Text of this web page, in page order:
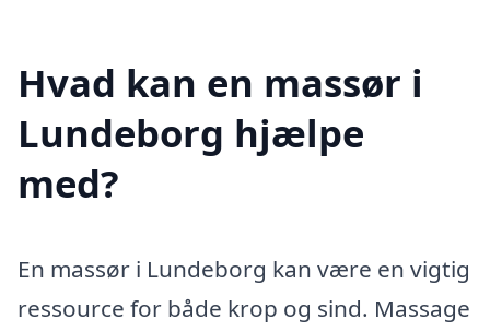
Hvad kan en massør i
Lundeborg hjælpe
med?
En massør i Lundeborg kan være en vigtig
ressource for både krop og sind. Massage